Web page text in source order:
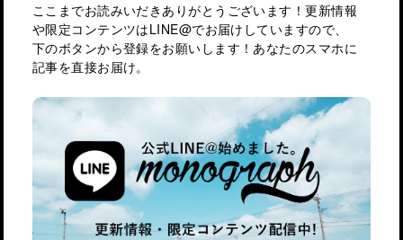
ここまでお読みいだきありがとうございます！更新情報
や限定コンテンツはLINE@でお届けしていますので、
下のボタンから登録をお願いします！あなたのスマホに
記事を直接お届け。